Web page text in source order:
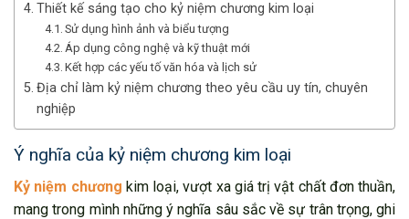
Thiết kế sáng tạo cho kỷ niệm chương kim loại
Sử dụng hình ảnh và biểu tượng
Áp dụng công nghệ và kỹ thuật mới
Kết hợp các yếu tố văn hóa và lịch sử
Địa chỉ làm kỷ niệm chương theo yêu cầu uy tín, chuyên
nghiệp
Ý nghĩa của kỷ niệm chương kim loại
Kỷ niệm chương kim loại, vượt xa giá trị vật chất đơn thuần,
mang trong mình những ý nghĩa sâu sắc về sự trân trọng, ghi